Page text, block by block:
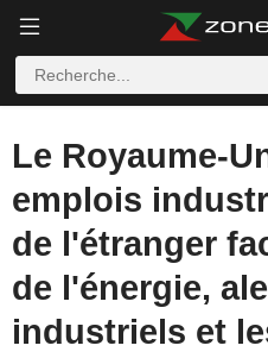
Le Royaume-
emplois
de l'étranger
de l'énergie,
industriels et